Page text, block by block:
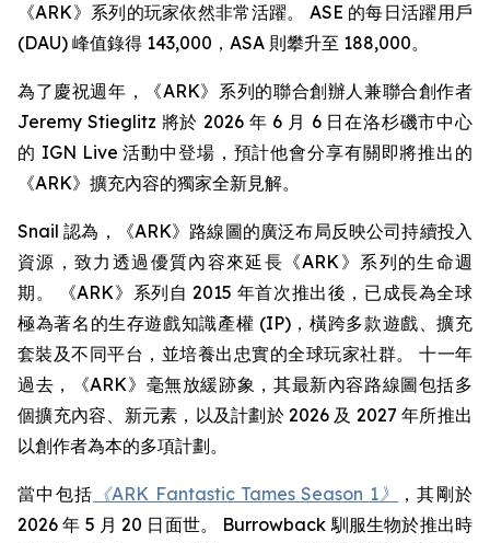
《ARK》系列的玩家依然非常活躍。 ASE 的每日活躍用戶
(DAU) 峰值錄得 143,000，ASA 則攀升至 188,000。
為了慶祝週年，《ARK》系列的聯合創辦人兼聯合創作者
Jeremy Stieglitz 將於 2026 年 6 月 6 日在洛杉磯市中心
的 IGN Live 活動中登場，預計他會分享有關即將推出的
《ARK》擴充內容的獨家全新見解。
Snail 認為，《ARK》路線圖的廣泛布局反映公司持續投入
資源，致力透過優質內容來延長《ARK》系列的生命週
期。 《ARK》系列自 2015 年首次推出後，已成長為全球
極為著名的生存遊戲知識產權 (IP)，橫跨多款遊戲、擴充
套裝及不同平台，並培養出忠實的全球玩家社群。 十一年
過去，《ARK》毫無放緩跡象，其最新內容路線圖包括多
個擴充內容、新元素，以及計劃於 2026 及 2027 年所推出
以創作者為本的多項計劃。
當中包括 《ARK Fantastic Tames Season 1》
，其剛於
2026 年 5 月 20 日面世。 Burrowback 馴服生物於推出時